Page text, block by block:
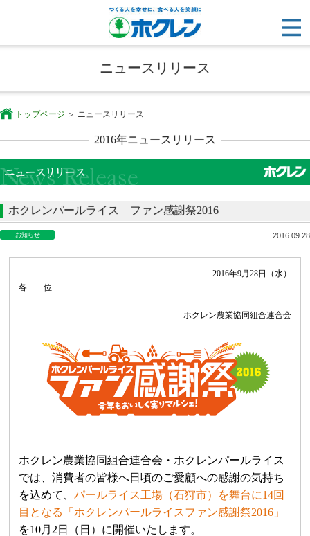
ニュースリリース
トップページ ニュースリリース
2016年ニュースリリース
ホクレンパールライス ファン感謝祭2016
お知らせ 2016.09.28
2016年9月28日（水）
各 位
ホクレン農業協同組合連合会
ホクレン農業協同組合連合会・ ホクレンパールライス
では、消費者の皆様へ日頃のご愛顧への感謝の気持ち
を込めて、パールライス工場（石狩市）を舞台に14回
目となる「 ホクレンパールライスファン感謝祭2016 」
を10月 2 日（日）に 開催いたします。